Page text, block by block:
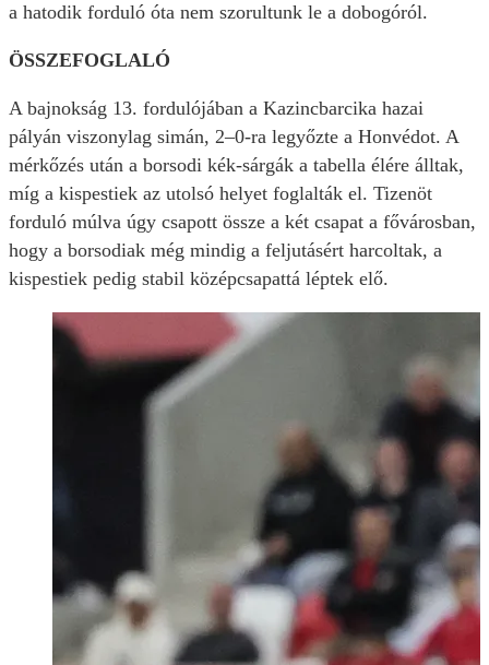
a hatodik forduló óta nem szorultunk le a dobogóról.
ÖSSZEFOGLALÓ
A bajnokság 13. fordulójában a Kazincbarcika hazai
pályán viszonylag simán, 2–0-ra legyőzte a Honvédot. A
mérkőzés után a borsodi kék-sárgák a tabella élére álltak,
míg a kispestiek az utolsó helyet foglalták el. Tizenöt
forduló múlva úgy csapott össze a két csapat a fővárosban,
hogy a borsodiak még mindig a feljutásért harcoltak, a
kispestiek pedig stabil középcsapattá léptek elő.